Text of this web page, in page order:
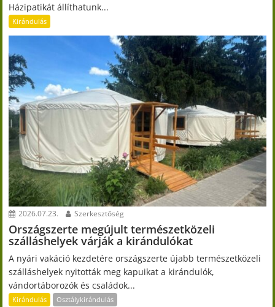
Házipatikát állíthatunk...
Kirándulás
2026.07.23. Szerkesztőség
Országszerte megújult természetközeli
szálláshelyek várják a kirándulókat
A nyári vakáció kezdetére országszerte újabb természetközeli
szálláshelyek nyitották meg kapuikat a kirándulók,
vándortáborozók és családok...
Kirándulás Osztálykirándulás